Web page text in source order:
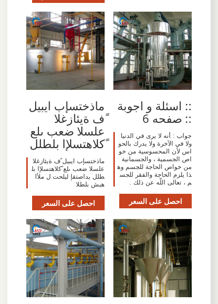
:: اسئلة و اجوبة
:: صفحه 6
جواب : أنه لا يرى في الدنيا
ولا في الآخرة ولا يدرك بالحو
اس لأن المحسوسية من خو
اص الجسمية ، والجسمانية
من خواص الحاجة للجسم وه
ذا يلزم الحاجة والفقر للجس
م ، تعالى اللّه‏ عن ذلك .
احصل على السعر
ماذختسإب ايبيل
ًف ةيئازغلا
علسلا ضعب ىلع
ًكلاهتسلإا بلطلل
ماذختسإب ايبيل ًف ةيئازغلا
علسلا ضعب ىلع ًكلاهتسلإا بل
طلل يداصتقإ ليلحت ل ملأا
هبش بلطلا
احصل على السعر